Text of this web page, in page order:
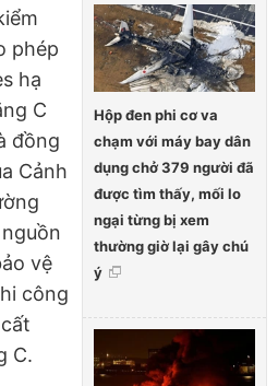
Hộp đen phi cơ va
chạm với máy bay dân
dụng chở 379 người đã
được tìm thấy, mối lo
ngại từng bị xem
thường giờ lại gây chú
ý
phép
hạ
C
đồng
Cảnh
vệ
công
C.